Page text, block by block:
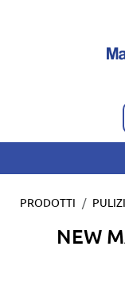
PRODOTTI
NEW